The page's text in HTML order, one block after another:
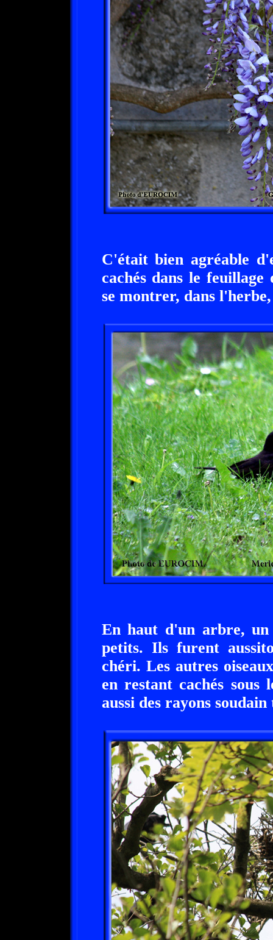
C'était bien agréable
cachés dans le
se montrer, dans
En haut d'un arbre, un
petits. Ils furent
chéri. Les autres
en restant cachés sous
aussi des rayons